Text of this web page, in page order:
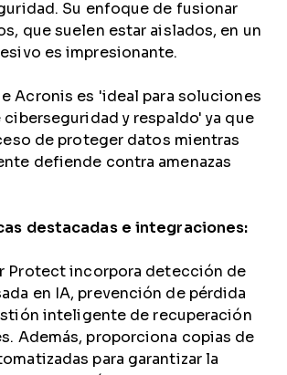
Su enfoque de fusionar
que suelen estar aislados, en un
es impresionante.
Acronis es 'ideal para soluciones
y respaldo' ya que
de proteger datos mientras
defiende contra amenazas
destacadas e integraciones:
Protect incorpora detección de
en IA, prevención de pérdida
inteligente de recuperación
Además, proporciona copias de
para garantizar la